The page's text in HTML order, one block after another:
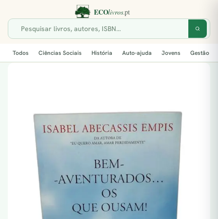
Todos Ciências Sociais História Auto-ajuda Jovens Gestão